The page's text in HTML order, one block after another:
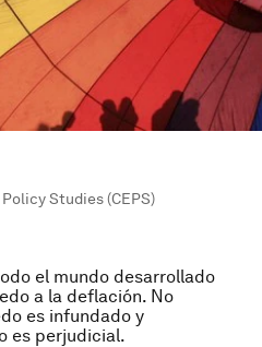
Studies (CEPS)
el mundo desarrollado
a la deflación. No
es infundado y
es perjudicial.